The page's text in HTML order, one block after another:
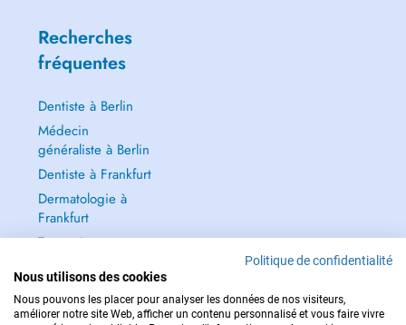
Recherches
fréquentes
Dentiste à Berlin
Médecin
généraliste à Berlin
Dentiste à Frankfurt
Dermatologie à
Frankfurt
Tout voir →
Politique de confidentialité
Nous utilisons des cookies
Nous pouvons les placer pour analyser les données de nos visiteurs,
améliorer notre site Web, afficher un contenu personnalisé et vous faire vivre